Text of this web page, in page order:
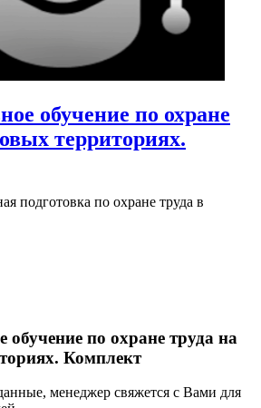
обучение по охране
территориях.
подготовка по охране труда в
обучение по охране труда на
Комплект
менеджер свяжется с Вами для